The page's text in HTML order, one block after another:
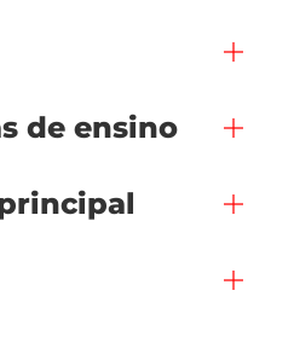
de ensino